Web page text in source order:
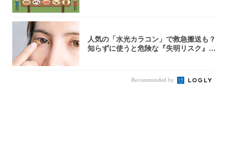
人気の「水光カラコン」で救急搬送も？
知らずに使うと危険な『失明リスク』と
Recommended by